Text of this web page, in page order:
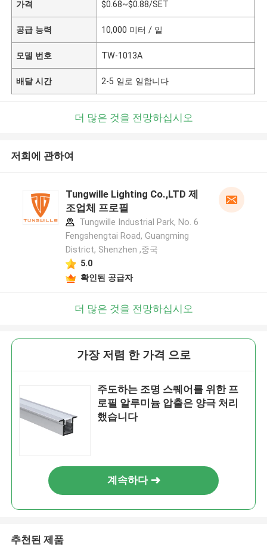
가격 $0.68~$0.88/SET
공급 능력 10,000 미터 / 일
모델 번호 TW-1013A
배달 시간 2-5 일로 일합니다
더 많은 것을 전망하십시오
저희에 관하여
Tungwille Lighting Co.,LTD 제
조업체 프로필
Tungwille Industrial Park, No. 6
Fengshengtai Road, Guangming
District, Shenzhen ,중국
5.0
확인된 공급자
더 많은 것을 전망하십시오
가장 저렴 한 가격 으로
주도하는 조명 스퀘어를 위한 프
로필 알루미늄 압출은 양극 처리
했습니다
계속하다
추천된 제품